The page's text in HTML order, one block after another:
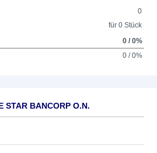
0
für 0 Stück
0 / 0%
0 / 0%
BANCORP O.N.